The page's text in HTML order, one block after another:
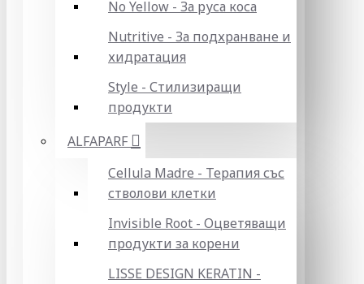
No Yellow - За руса коса
Nutritive - За подхранване и
хидратация
Style - Стилизиращи
продукти
ALFAPARF
Cellula Madre - Терапия със
стволови клетки
Invisible Root - Оцветяващи
продукти за корени
LISSE DESIGN KERATIN -